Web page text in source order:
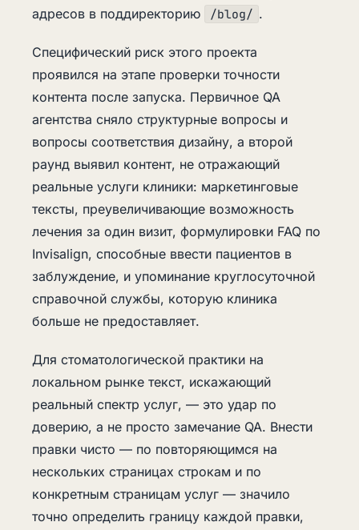
адресов в поддиректорию
/blog/ .
Специфический риск этого проекта
проявился на этапе проверки точности
контента после запуска. Первичное QA
агентства сняло структурные вопросы и
вопросы соответствия дизайну, а второй
раунд выявил контент, не отражающий
реальные услуги клиники: маркетинговые
тексты, преувеличивающие возможность
лечения за один визит, формулировки FAQ по
Invisalign, способные ввести пациентов в
заблуждение, и упоминание круглосуточной
справочной службы, которую клиника
больше не предоставляет.
Для стоматологической практики на
локальном рынке текст, искажающий
реальный спектр услуг, — это удар по
доверию, а не просто замечание QA. Внести
правки чисто — по повторяющимся на
нескольких страницах строкам и по
конкретным страницам услуг — значило
точно определить границу каждой правки,